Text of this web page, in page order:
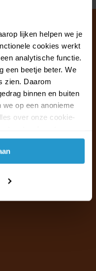
lijken helpen we je
cookies werkt
analytische functie.
een beetje beter. We
zien. Daarom
binnen en buiten
op een anonieme
over onze cookie-
& FAQ
- 16:00 telefonisch